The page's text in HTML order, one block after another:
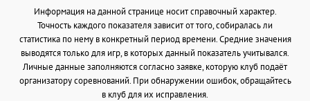
Информация на данной странице носит справочный характер.
Точность каждого показателя зависит от того, собиралась ли
статистика по нему в конкретный период времени. Средние значения
выводятся только для игр, в которых данный показатель учитывался.
Личные данные заполняются согласно заявке, которую клуб подаёт
организатору соревнований. При обнаружении ошибок, обращайтесь
в клуб для их исправления.